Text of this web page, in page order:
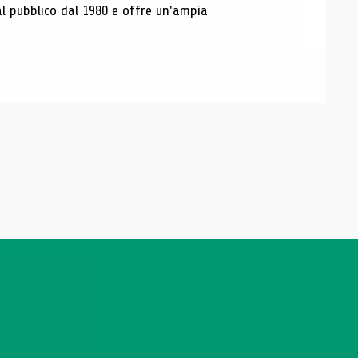
pubblico dal 1980 e offre un'ampia